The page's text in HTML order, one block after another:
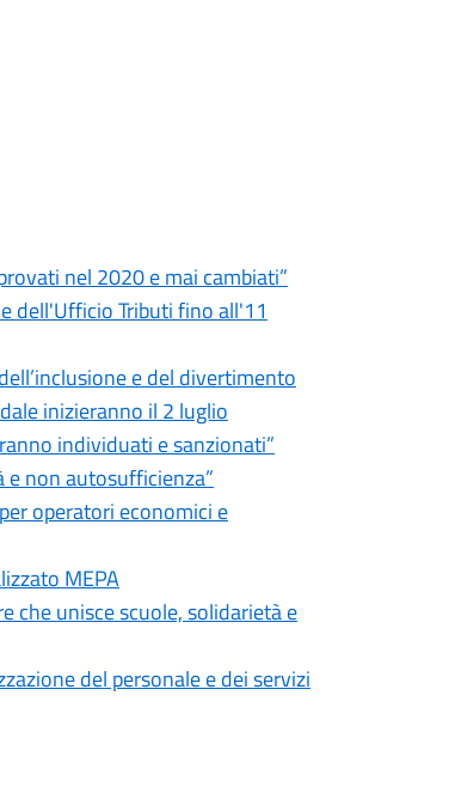
nel 2020 e mai cambiati”
dell'Ufficio Tributi fino all'11
e del divertimento
inizieranno il 2 luglio
individuati e sanzionati”
e non autosufficienza”
operatori economici e
MEPA
che unisce scuole, solidarietà e
del personale e dei servizi